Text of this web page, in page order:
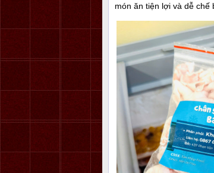
món ăn tiện lợi và dễ chế